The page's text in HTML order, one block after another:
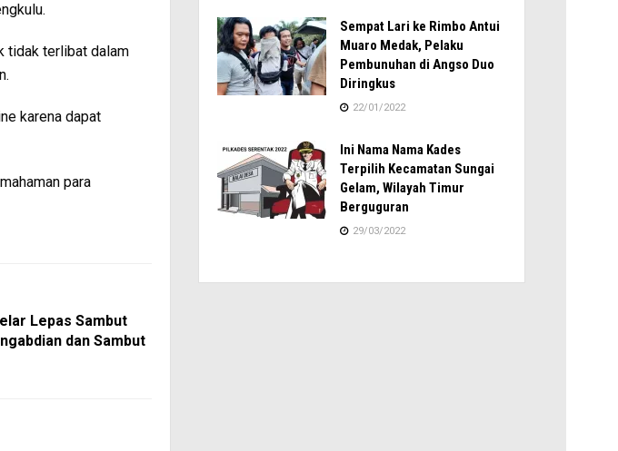
tidak terlibat dalam
karena dapat
para
Lepas Sambut
dan Sambut
Sempat Lari ke Rimbo Antui
Muaro Medak, Pelaku
Pembunuhan di Angso Duo
Diringkus
22/01/2022
Ini Nama Nama Kades
Terpilih Kecamatan Sungai
Gelam, Wilayah Timur
Berguguran
29/03/2022